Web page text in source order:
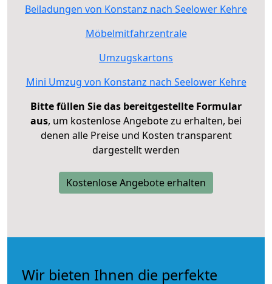
Beiladungen von Konstanz nach Seelower Kehre
Möbelmitfahrzentrale
Umzugskartons
Mini Umzug von Konstanz nach Seelower Kehre
Bitte füllen Sie das bereitgestellte Formular
aus, um kostenlose Angebote zu erhalten, bei
denen alle Preise und Kosten transparent
dargestellt werden
Kostenlose Angebote erhalten
Wir bieten Ihnen die perfekte